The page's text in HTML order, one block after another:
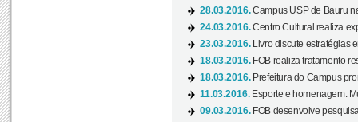
28.03.2016.Campus USP de Bauru
24.03.2016.Centro Cultural realiza
23.03.2016.
Livro discute estratégias
18.03.2016. FOB realiza tratamento
18.03.2016. Prefeitura do Campus
11.03.2016. Esporte e homenagem:
09.03.2016. FOB desenvolve